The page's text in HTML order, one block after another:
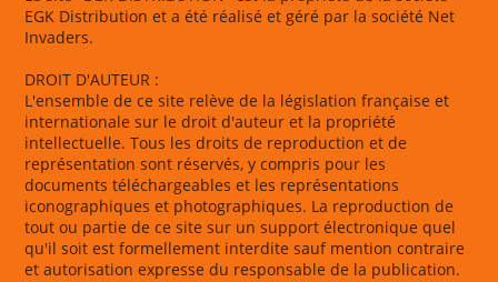
EGK Distribution et a été réalisé et géré par la société Net
Invaders.
DROIT D'AUTEUR :
L'ensemble de ce site relève de la législation française et
internationale sur le droit d'auteur et la propriété
intellectuelle. Tous les droits de reproduction et de
représentation sont réservés, y compris pour les
documents téléchargeables et les représentations
iconographiques et photographiques. La reproduction de
tout ou partie de ce site sur un support électronique quel
qu'il soit est formellement interdite sauf mention contraire
et autorisation expresse du responsable de la publication.